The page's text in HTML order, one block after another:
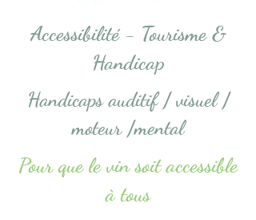
Accessibilité - Tourisme &
Handicap
Handicaps auditif / visuel /
moteur /mental
Pour que le vin soit accessible
à tous